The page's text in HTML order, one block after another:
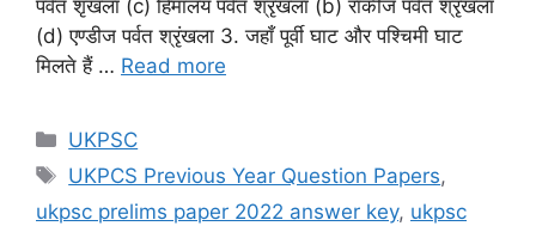
पर्वत शृंखला (c) हिमालय पर्वत श्रृंखला (b) रॉकीज पर्वत श्रृंखला
(d) एण्डीज पर्वत श्रृंखला 3. जहाँ पूर्वी घाट और पश्चिमी घाट
मिलते हैं … Read more
Categories
UKPSC
Tags
UKPCS Previous Year Question Papers,
ukpsc prelims paper 2022 answer key, ukpsc